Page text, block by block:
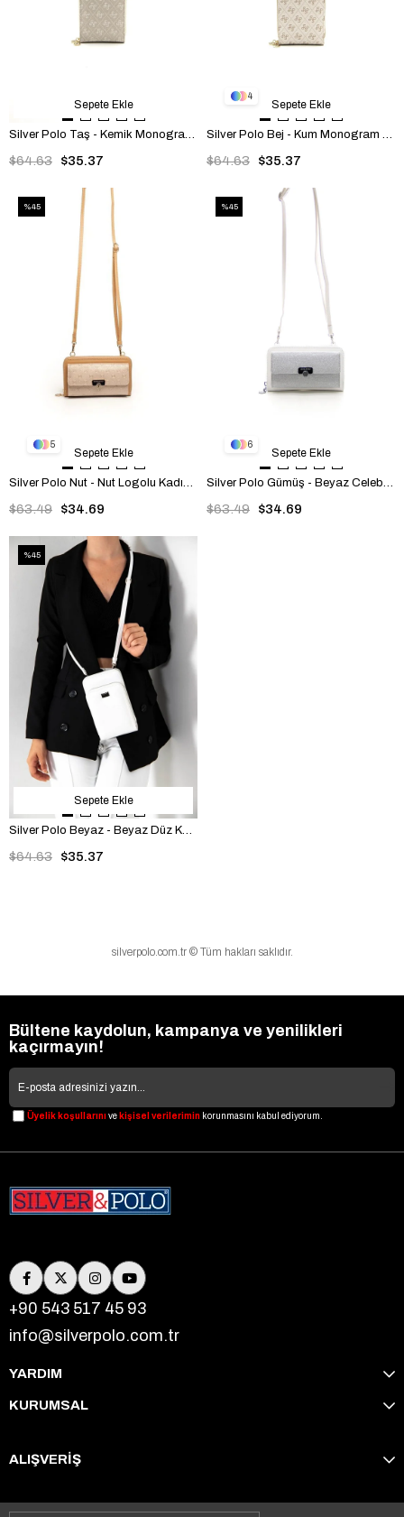
Silver Polo Taş - Kemik Monogram Kadın Telefon Çantası SP1011
$35.37
$64.63
Sepete Ekle
4
Silver Polo Bej - Kum Monogram Kadın Telefon Çantası SP1011
$35.37
$64.63
Sepete Ekle
5
$34.69
$63.49
Sepete Ekle
%45
6
$34.69
$63.49
Sepete Ekle
%45
Silver Polo Beyaz - Beyaz Düz Kadın Telefon Çantası SP1011
$35.37
$64.63
Sepete Ekle
%45
silverpolo.com.tr © Tüm hakları saklıdır.
Bültene kaydolun, kampanya ve yenilikleri
kaçırmayın!
Üyelik koşullarınıve kişisel verilerimin korunmasını kabul ediyorum.
+90 543 517 45 93
info@silverpolo.com.tr
YARDIM
KURUMSAL
ALIŞVERİŞ